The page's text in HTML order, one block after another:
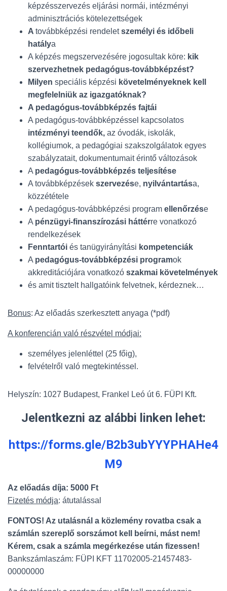
képzésszervezés eljárási normái, intézményi
adminisztrációs kötelezettségek
A továbbképzési rendeletszemélyi és időbeli
hatálya
A képzés megszervezésére jogosultak köre: kik
szervezhetnek pedagógus-továbbképzést?
Milyen speciális képzési követelményeknek kell
megfelelniük az igazgatóknak?
A pedagógus-továbbképzés fajtái
A pedagógus-továbbképzéssel kapcsolatos
intézményi teendők, az óvodák, iskolák,
kollégiumok, a pedagógiai szakszolgálatok egyes
szabályzatait, dokumentumait érintő változások
A pedagógus-továbbképzés teljesítése
A továbbképzések szervezése, nyilvántartása,
közzététele
A pedagógus-továbbképzési program ellenőrzése
A pénzügyi-finanszírozási háttérre vonatkozó
rendelkezések
Fenntartói és tanügyirányítási kompetenciák
A pedagógus-továbbképzési programok
akkreditációjára vonatkozó szakmai követelmények
és amit tisztelt hallgatóink felvetnek, kérdeznek…
Bonus: Az előadás szerkesztett anyaga (*pdf)
A konferencián való részvétel módjai:
személyes jelenléttel (25 főig),
felvételről való megtekintéssel.
Helyszín: 1027 Budapest, Frankel Leó út 6. FÜPI Kft.
Jelentkezni az alábbi linken lehet:
https://forms.gle/B2b3ubYYYPHAHe4
M9
Az előadás díja: 5000 Ft
Fizetés módja: átutalással
FONTOS! Az utalásnál a közlemény rovatba csak a
számlán szereplő sorszámot kell beírni, mást nem!
Kérem, csak a számla megérkezése után fizessen!
Bankszámlaszám: FÜPI KFT 11702005-21457483-
00000000